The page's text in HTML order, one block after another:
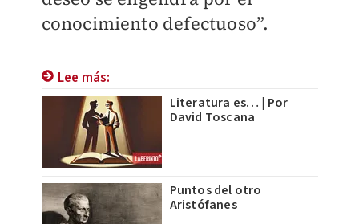
conocimiento defectuoso”.
Lee más:
Literatura es… | Por
David Toscana
Puntos del otro
Aristófanes